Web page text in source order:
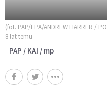
(fot. PAP/EPA/ANDREW HARRER /
8 lat temu
PAP / KAI / mp